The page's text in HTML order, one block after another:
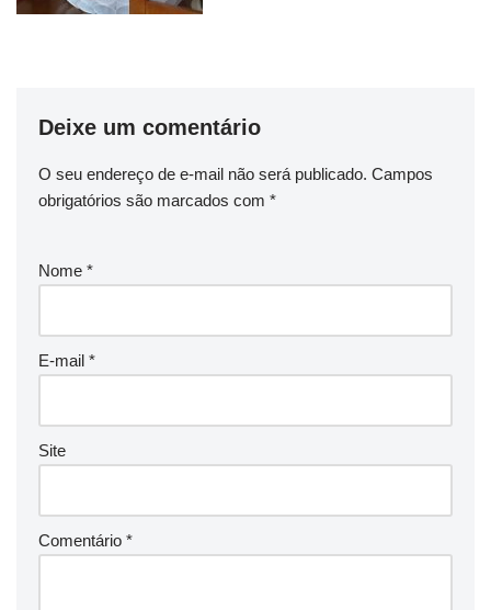
Deixe um comentário
O seu endereço de e-mail não será publicado. Campos
obrigatórios são marcados com *
Nome *
E-mail *
Site
Comentário *